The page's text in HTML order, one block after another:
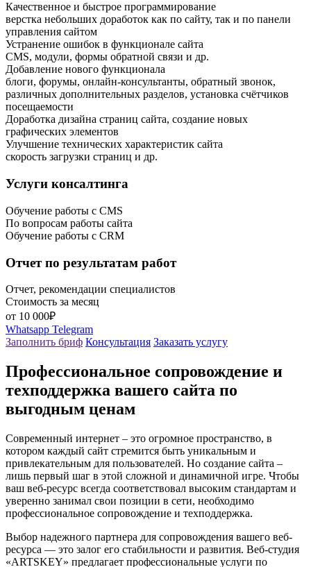
Качественное и быстрое программирование
верстка небольших доработок как по сайту, так и по панели
управления сайтом
Устранение ошибок в функционале сайта
CMS, модули, формы обратной связи и др.
Добавление нового функционала
блоги, форумы, онлайн-консультанты, обратный звонок,
различных дополнительных разделов, установка счётчиков
посещаемости
Доработка дизайна страниц сайта, создание новых
графических элементов
Улучшение технических характеристик сайта
скорость загрузки страниц и др.
Услуги консалтинга
Обучение работы с CMS
По вопросам работы сайта
Обучение работы с CRM
Отчет по результатам работ
Отчет, рекомендации специалистов
Стоимость за месяц
от 10 000₽
Whatsapp Telegram
Заполнить бриф Консультация Заказать услугу
Профессиональное сопровождение и
техподдержка вашего сайта по
выгодным ценам
Современный интернет – это огромное пространство, в
котором каждый сайт стремится быть уникальным и
привлекательным для пользователей. Но создание сайта –
лишь первый шаг в этой сложной и динамичной игре. Чтобы
ваш веб-ресурс всегда соответствовал высоким стандартам и
уверенно занимал свои позиции в сети, необходимо
профессиональное сопровождение и техподдержка.
Выбор надежного партнера для сопровождения вашего веб-
ресурса — это залог его стабильности и развития. Веб-студия
«ARTSKEY» предлагает профессиональные услуги по